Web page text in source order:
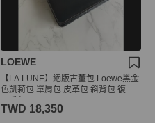
LOEWE
【LA LUNE】絕版古董包 Loewe黑金
色凱莉包 單肩包 皮革包 斜背包 復古
TWD 18,350